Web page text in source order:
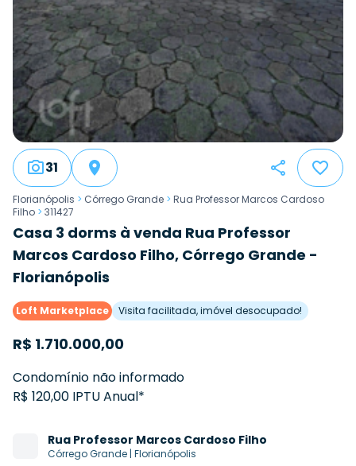
31
Florianópolis > Córrego Grande > Rua Professor Marcos Cardoso
Filho > 311427
Casa 3 dorms à venda Rua Professor
Marcos Cardoso Filho, Córrego Grande -
Florianópolis
Loft Marketplace Visita facilitada, imóvel desocupado!
R$ 1.710.000,00
Condomínio não informado
R$ 120,00 IPTU Anual*
Rua Professor Marcos Cardoso Filho
Córrego Grande | Florianópolis